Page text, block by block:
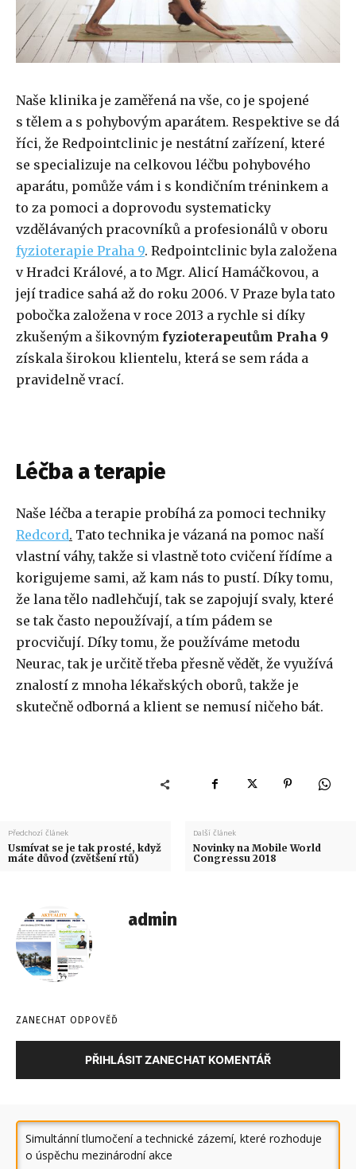
Naše klinika je zaměřená na vše, co je spojené
s tělem a s pohybovým aparátem. Respektive se dá
říci, že Redpointclinic je nestátní zařízení, které
se specializuje na celkovou léčbu pohybového
aparátu, pomůže vám i s kondičním tréninkem a
to za pomoci a doprovodu systematicky
vzdělávaných pracovníků a profesionálů v oboru
fyzioterapie Praha 9. Redpointclinic byla založena
v Hradci Králové, a to Mgr. Alicí Hamáčkovou, a
její tradice sahá až do roku 2006. V Praze byla tato
pobočka založena v roce 2013 a rychle si díky
zkušeným a šikovným fyzioterapeutům Praha 9
získala širokou klientelu, která se sem ráda a
pravidelně vrací.
Léčba a terapie
Naše léčba a terapie probíhá za pomoci techniky
Redcord. Tato technika je vázaná na pomoc naší
vlastní váhy, takže si vlastně toto cvičení řídíme a
korigujeme sami, až kam nás to pustí. Díky tomu,
že lana tělo nadlehčují, tak se zapojují svaly, které
se tak často nepoužívají, a tím pádem se
procvičují. Díky tomu, že používáme metodu
Neurac, tak je určitě třeba přesně vědět, že využívá
znalostí z mnoha lékařských oborů, takže je
skutečně odborná a klient se nemusí ničeho bát.
Předchozí článek
Usmívat se je tak prosté, když
máte důvod (zvětšení rtů)
Další článek
Novinky na Mobile World
Congressu 2018
admin
ZANECHAT ODPOVĚĎ
PŘIHLÁSIT ZANECHAT KOMENTÁŘ
Simultánní tlumočení a technické zázemí, které rozhoduje
o úspěchu mezinárodní akce